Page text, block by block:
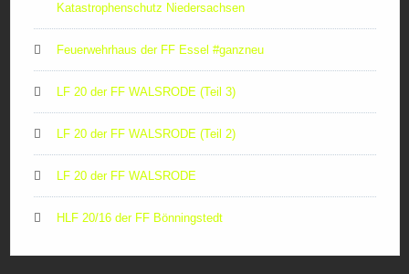
Katastrophenschutz Niedersachsen
Feuerwehrhaus der FF Essel #ganzneu
LF 20 der FF WALSRODE (Teil 3)
LF 20 der FF WALSRODE (Teil 2)
LF 20 der FF WALSRODE
HLF 20/16 der FF Bönningstedt